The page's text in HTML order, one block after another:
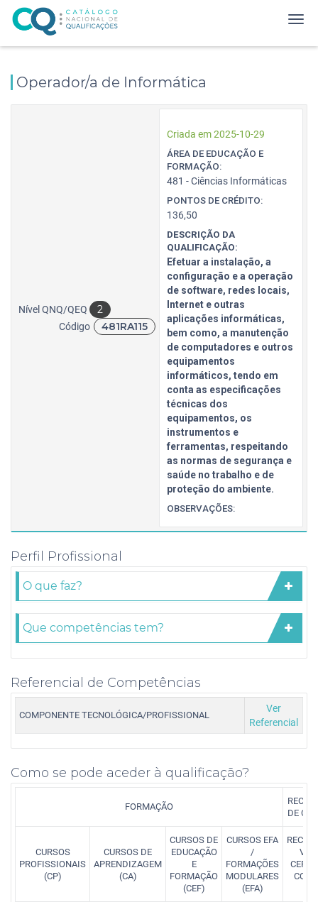
Operador/a de Informática
Nível QNQ/QEQ 2
Código 481RA115
Criada em 2025-10-29
ÁREA DE EDUCAÇÃO E
FORMAÇÃO:
481 - Ciências Informáticas
PONTOS DE CRÉDITO:
136,50
DESCRIÇÃO DA
QUALIFICAÇÃO:
Efetuar a instalação, a
configuração e a operação
de software, redes locais,
Internet e outras
aplicações informáticas,
bem como, a manutenção
de computadores e outros
equipamentos
informáticos, tendo em
conta as especificações
técnicas dos
equipamentos, os
instrumentos e
ferramentas, respeitando
as normas de segurança e
saúde no trabalho e de
proteção do ambiente.
OBSERVAÇÕES:
Perfil Profissional
O que faz?
Que competências tem?
Referencial de Competências
COMPONENTE TECNOLÓGICA/PROFISSIONAL
Ver
Referencial
Como se pode aceder à qualificação?
FORMAÇÃO
DE
CURSOS
PROFISSIONAIS
(CP)
CURSOS DE
APRENDIZAGEM
(CA)
CURSOS DE
EDUCAÇÃO
E
FORMAÇÃO
(CEF)
CURSOS EFA
/
FORMAÇÕES
MODULARES
(EFA)